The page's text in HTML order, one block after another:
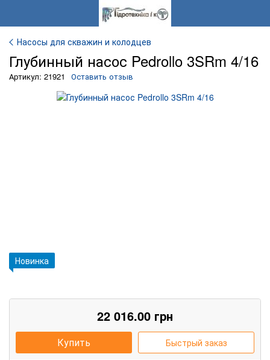
Насосы для скважин и колодцев
Глубинный насос Pedrollo 3SRm 4/16
Артикул: 21921 Оставить отзыв
Новинка
22 016.00 грн
Купить Быстрый заказ